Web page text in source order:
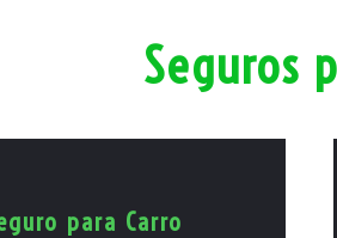
Seguros
para Carro